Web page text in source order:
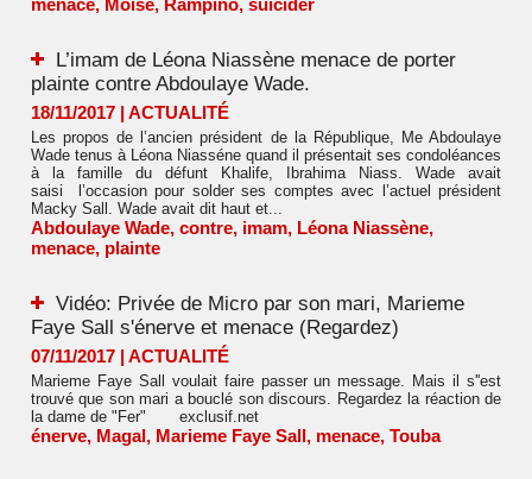
menace, Moise, Rampino, suicider
L’imam de Léona Niassène menace de porter
plainte contre Abdoulaye Wade.
18/11/2017 | ACTUALITÉ
Les propos de l’ancien président de la République, Me Abdoulaye
Wade tenus à Léona Niasséne quand il présentait ses condoléances
à la famille du défunt Khalife, Ibrahima Niass. Wade avait
saisi l’occasion pour solder ses comptes avec l’actuel président
Macky Sall. Wade avait dit haut et...
Abdoulaye Wade, contre, imam, Léona Niassène,
menace, plainte
Vidéo: Privée de Micro par son mari, Marieme
Faye Sall s'énerve et menace (Regardez)
07/11/2017 | ACTUALITÉ
Marieme Faye Sall voulait faire passer un message. Mais il s''est
trouvé que son mari a bouclé son discours. Regardez la réaction de
la dame de "Fer" exclusif.net
énerve, Magal, Marieme Faye Sall, menace, Touba